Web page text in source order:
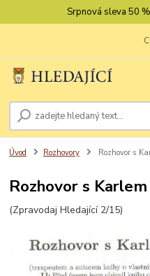
Srpnová sleva 50
Úvod Rozhovory Rozhovor s
Rozhovor s
(Zpravodaj Hledající 2/15)